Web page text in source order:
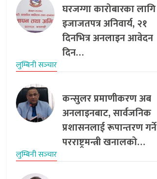
घरजग्गा कारोबारका लागि
इजाजतपत्र अनिवार्य, २१
दिनभित्र अनलाइन आवेदन
दिन…
लुम्बिनी सञ्‍चार
कन्सुलर प्रमाणीकरण अब
अनलाइनबाट, सार्वजनिक
प्रशासनलाई रूपान्तरण गर्ने
परराष्ट्रमन्त्री खनालको…
लुम्बिनी सञ्‍चार